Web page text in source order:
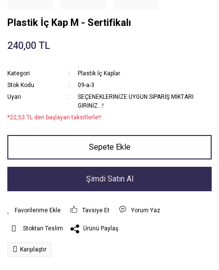
Plastik İç Kap M - Sertifikalı
240,00 TL
Kategori
Plastik İç Kaplar
Stok Kodu
09-a-3
Uyarı
SEÇENEKLERİNİZE UYGUN SİPARİŞ MİKTARI
GİRİNİZ...!
*22,53 TL den başlayan taksitlerle!!
Sepete Ekle
Şimdi Satın Al
Tavsiye Et Yorum Yaz
Stoktan Teslim Ürünü Paylaş
Karşılaştır